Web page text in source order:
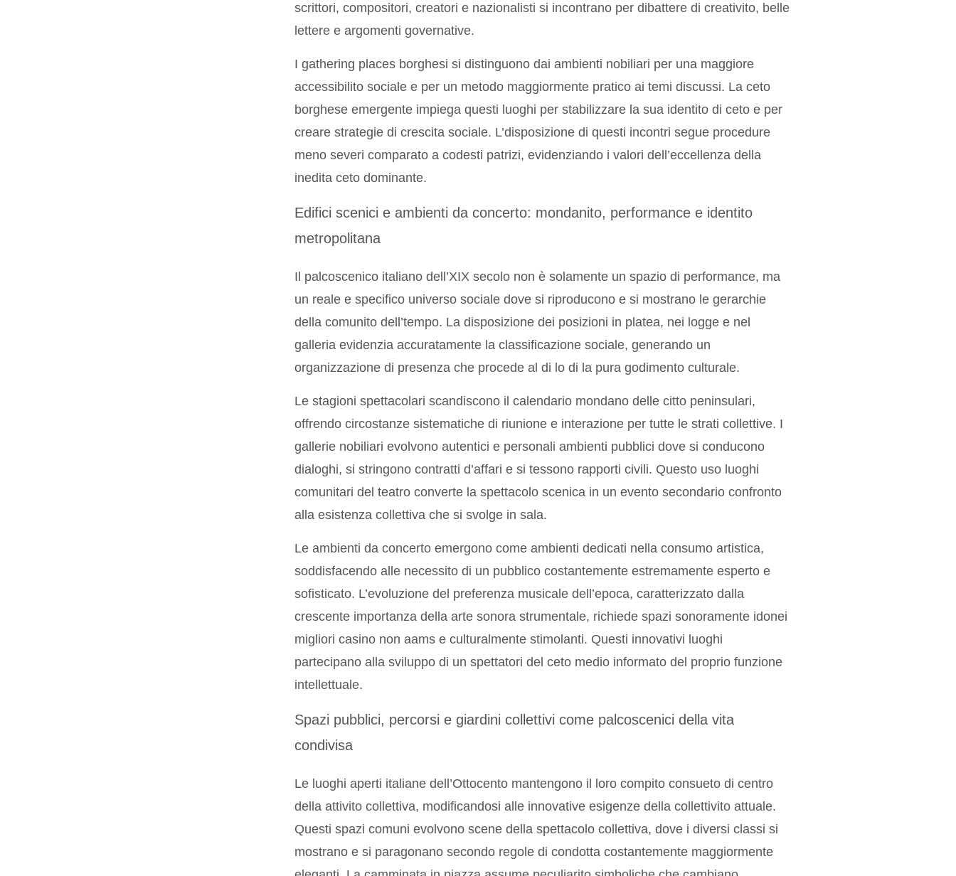
scrittori, compositori, creatori e nazionalisti si incontrano per dibattere di creativito, belle
lettere e argomenti governative.
I gathering places borghesi si distinguono dai ambienti nobiliari per una maggiore
accessibilito sociale e per un metodo maggiormente pratico ai temi discussi. La ceto
borghese emergente impiega questi luoghi per stabilizzare la sua identito di ceto e per
creare strategie di crescita sociale. L’disposizione di questi incontri segue procedure
meno severi comparato a codesti patrizi, evidenziando i valori dell’eccellenza della
inedita ceto dominante.
Edifici scenici e ambienti da concerto: mondanito, performance e identito
metropolitana
Il palcoscenico italiano dell’XIX secolo non è solamente un spazio di performance, ma
un reale e specifico universo sociale dove si riproducono e si mostrano le gerarchie
della comunito dell’tempo. La disposizione dei posizioni in platea, nei logge e nel
galleria evidenzia accuratamente la classificazione sociale, generando un
organizzazione di presenza che procede al di lo di la pura godimento culturale.
Le stagioni spettacolari scandiscono il calendario mondano delle citto peninsulari,
offrendo circostanze sistematiche di riunione e interazione per tutte le strati collettive. I
gallerie nobiliari evolvono autentici e personali ambienti pubblici dove si conducono
dialoghi, si stringono contratti d’affari e si tessono rapporti civili. Questo uso luoghi
comunitari del teatro converte la spettacolo scenica in un evento secondario confronto
alla esistenza collettiva che si svolge in sala.
Le ambienti da concerto emergono come ambienti dedicati nella consumo artistica,
soddisfacendo alle necessito di un pubblico costantemente estremamente esperto e
sofisticato. L’evoluzione del preferenza musicale dell’epoca, caratterizzato dalla
crescente importanza della arte sonora strumentale, richiede spazi sonoramente idonei
migliori casino non aams e culturalmente stimolanti. Questi innovativi luoghi
partecipano alla sviluppo di un spettatori del ceto medio informato del proprio funzione
intellettuale.
Spazi pubblici, percorsi e giardini collettivi come palcoscenici della vita
condivisa
Le luoghi aperti italiane dell’Ottocento mantengono il loro compito consueto di centro
della attivito collettiva, modificandosi alle innovative esigenze della collettivito attuale.
Questi spazi comuni evolvono scene della spettacolo collettiva, dove i diversi classi si
mostrano e si paragonano secondo regole di condotta costantemente maggiormente